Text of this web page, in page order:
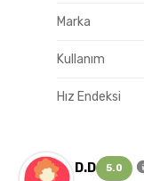
Marka
Kullanım
Hız Endeksi
D.D 5.0